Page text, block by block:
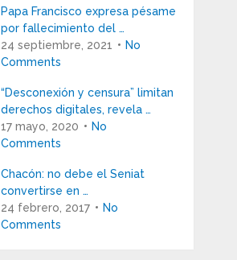
Papa Francisco expresa pésame
por fallecimiento del …
24 septiembre, 2021
No
Comments
“Desconexión y censura” limitan
derechos digitales, revela …
17 mayo, 2020
No
Comments
Chacón: no debe el Seniat
convertirse en …
24 febrero, 2017
No
Comments